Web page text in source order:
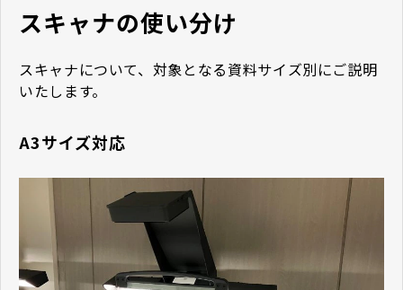
スキャナの使い分け
スキャナについて、対象となる資料サイズ別にご説明
いたします。
A3サイズ対応